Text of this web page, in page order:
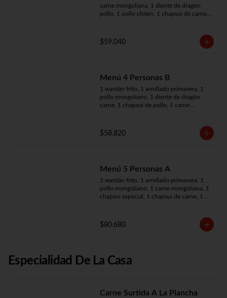
carne mongoliana, 1 diente de dragón
pollo, 1 pollo chitén, 1 chapsui de carne,
$59.040
Menú 4 Personas B
1 wantán frito, 1 arrollado primavera, 1
pollo mongoliano, 1 diente de dragón
carne, 1 chapsui de pollo, 1 carne
$58.820
Menú 5 Personas A
2 wantán frito, 1 arrollado primavera, 1
pollo mongoliano, 1 carne mongoliana, 1
chapsui especial, 1 chapsui de carne, 1
$80.680
Especialidad De La Casa
Carne Surtida A La Plancha